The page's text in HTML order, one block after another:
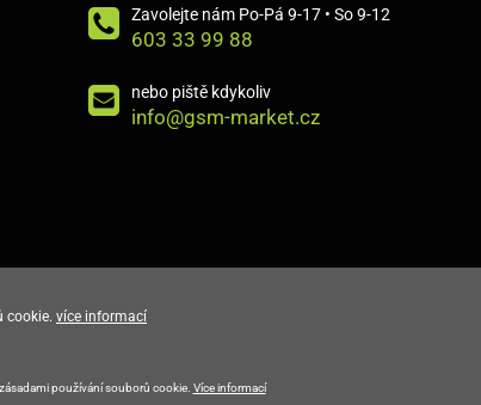
Zavolejte nám Po-Pá 9-17 • So 9-12
603 33 99 88
nebo piště kdykoliv
info@gsm-market.cz
cookie. více informací
používání souborů cookie. Více informací